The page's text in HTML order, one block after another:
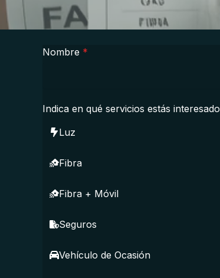
Nombre *
Indica en qué servicios estás interesado
Luz
Fibra
Fibra + Móvil
Seguros
Vehículo de Ocasión